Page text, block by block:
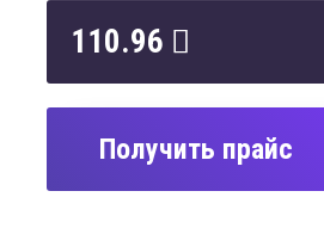
110.96
Получить прайс